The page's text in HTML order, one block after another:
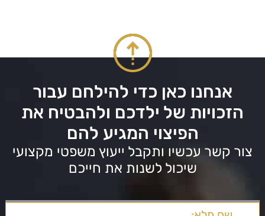
אנחנו כאן כדי להילחם עבור
הזכויות של ילדכם ולהבטיח את
הפיצוי המגיע להם
צור קשר עכשיו ותקבל ייעוץ משפטי מקצועי
שיכול לשנות את חייכם